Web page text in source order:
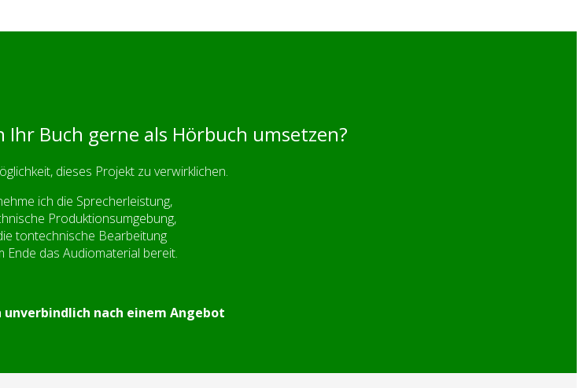
Buch gerne als Hörbuch umsetzen?
dieses Projekt zu verwirklichen.
ich die Sprecherleistung,
Produktionsumgebung,
tontechnische Bearbeitung
Ende das Audiomaterial bereit.
unverbindlich nach einem Angebot